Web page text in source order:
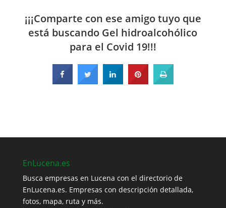
¡¡¡Comparte con ese amigo tuyo que
está buscando Gel hidroalcohólico
para el Covid 19!!!
EnLucena.es
Busca empresas en Lucena con el directorio de
EnLucena.es. Empresas con descripción detallada,
fotos, mapa, ruta y más.